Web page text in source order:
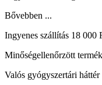
Bővebben ...
Ingyenes szállítás 18 000
Minőségellenőrzött
Valós gyógyszertári háttér